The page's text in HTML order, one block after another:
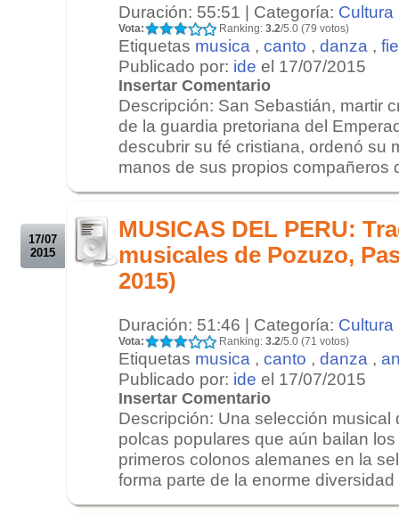
Duración: 55:51 | Categoría: Cultura
Vota: Ranking: 3.2/5.0 (79 votos)
Etiquetas musica , canto , danza ,
Publicado por: ide el 17/07/2015
Insertar Comentario
Descripción: San Sebastián, martir
de la guardia pretoriana del
descubrir su fé cristiana, ordenó su
manos de sus propios compañeros
17/07
2015
MUSICAS DEL PERU:
musicales de Pozuzo,
2015)
Duración: 51:46 | Categoría: Cultura
Vota: Ranking: 3.2/5.0 (71 votos)
Etiquetas musica , canto , danza ,
Publicado por: ide el 17/07/2015
Insertar Comentario
Descripción: Una selección musical
polcas populares que aún bailan
primeros colonos alemanes en la
forma parte de la enorme